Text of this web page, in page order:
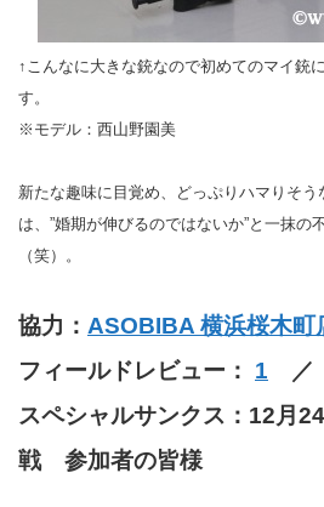
↑こんなに大きな銃なので初めてのマイ銃
す。
※モデル：西山野園美
新たな趣味に目覚め、どっぷりハマりそ
は、”婚期が伸びるのではないか”と一抹の
（笑）。
協力： ASOBIBA 横浜桜木町
フィールドレビュー： 1 ／
スペシャルサンクス：12月
戦 参加者の皆様